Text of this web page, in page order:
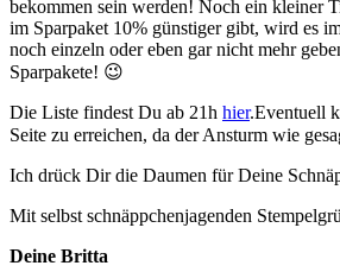
bekommen sein werden! Noch ein kleiner
im Sparpaket 10% günstiger gibt, wird es
noch einzeln oder eben gar nicht mehr
Sparpakete! 😉
Die Liste findest Du ab 21h hier.Eventuell
Seite zu erreichen, da der Ansturm wie
Ich drück Dir die Daumen für Deine
Mit selbst schnäppchenjagenden
Deine Britta